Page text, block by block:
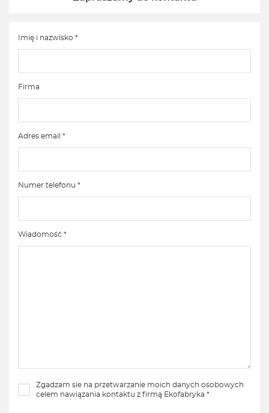
Imię i nazwisko *
Firma
Adres email *
Numer telefonu *
Wiadomość *
Zgadzam sie na przetwarzanie moich danych osobowych
celem nawiązania kontaktu z firmą Ekofabryka *